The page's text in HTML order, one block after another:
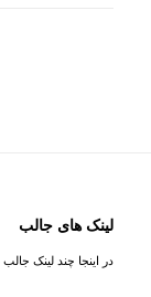
لینک های جالب
در اینجا چند لینک